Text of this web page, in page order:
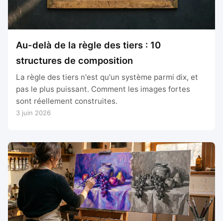
Au-delà de la règle des tiers : 10
structures de composition
La règle des tiers n'est qu'un système parmi dix, et
pas le plus puissant. Comment les images fortes
sont réellement construites.
3 juin 2026